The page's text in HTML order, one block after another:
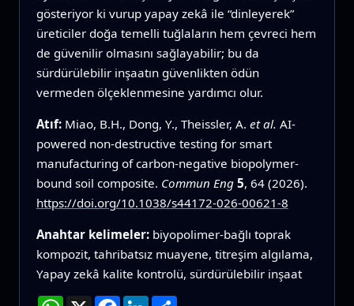
gösteriyor ki vurup yapay zekâ ile “dinleyerek”
üreticiler doğa temelli tuğlaların hem çevreci hem
de güvenilir olmasını sağlayabilir; bu da
sürdürülebilir inşaatın güvenlikten ödün
vermeden ölçeklenmesine yardımcı olur.
Atıf: Miao, B.H., Dong, Y., Theissler, A. et al. AI-
powered non-destructive testing for smart
manufacturing of carbon-negative biopolymer-
bound soil composite. Commun Eng 5, 64 (2026).
https://doi.org/10.1038/s44172-026-00621-8
Anahtar kelimeler: biyopolimer-bağlı toprak
kompozit, tahribatsız muayene, titreşim algılama,
Yapay zekâ kalite kontrolü, sürdürülebilir inşaat
WhatsApp
X Facebook
LinkedInPaylaş